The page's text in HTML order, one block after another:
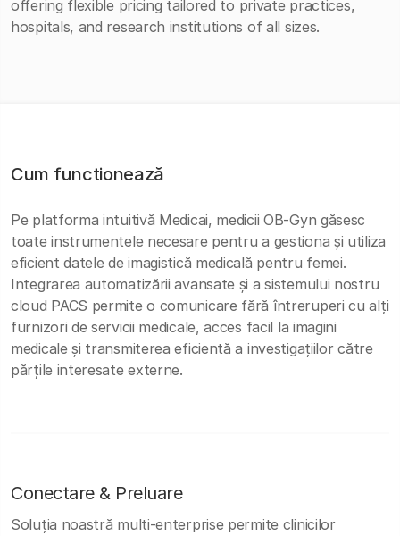
offering flexible pricing tailored to private practices,
hospitals, and research institutions of all sizes.
Cum functionează
Pe platforma intuitivă Medicai, medicii OB-Gyn găsesc
toate instrumentele necesare pentru a gestiona și utiliza
eficient datele de imagistică medicală pentru femei.
Integrarea automatizării avansate și a sistemului nostru
cloud PACS permite o comunicare fără întreruperi cu alți
furnizori de servicii medicale, acces facil la imagini
medicale și transmiterea eficientă a investigațiilor către
părțile interesate externe.
Conectare & Preluare
Soluția noastră multi-enterprise permite clinicilor